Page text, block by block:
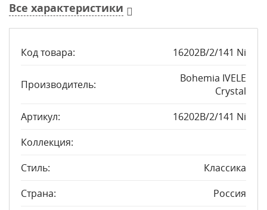
Все характеристики
Код товара: 16202B/2/141 Ni
Производитель:
Bohemia IVELE
Crystal
Артикул:
16202B/2/141 Ni
Коллекция:
Стиль:
Классика
Страна:
Россия